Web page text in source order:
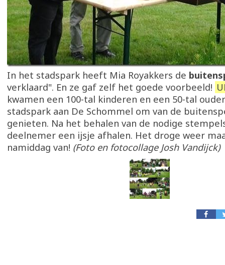
In het stadspark heeft Mia Royakkers de
verklaard". En ze gaf zelf het goede voorbeeld!
kwamen een 100-tal kinderen en een 50-tal
stadspark aan De Schommel om van de
genieten. Na het behalen van de nodige
deelnemer een ijsje afhalen. Het droge weer
namiddag van! (Foto en fotocollage Josh Vandijck)